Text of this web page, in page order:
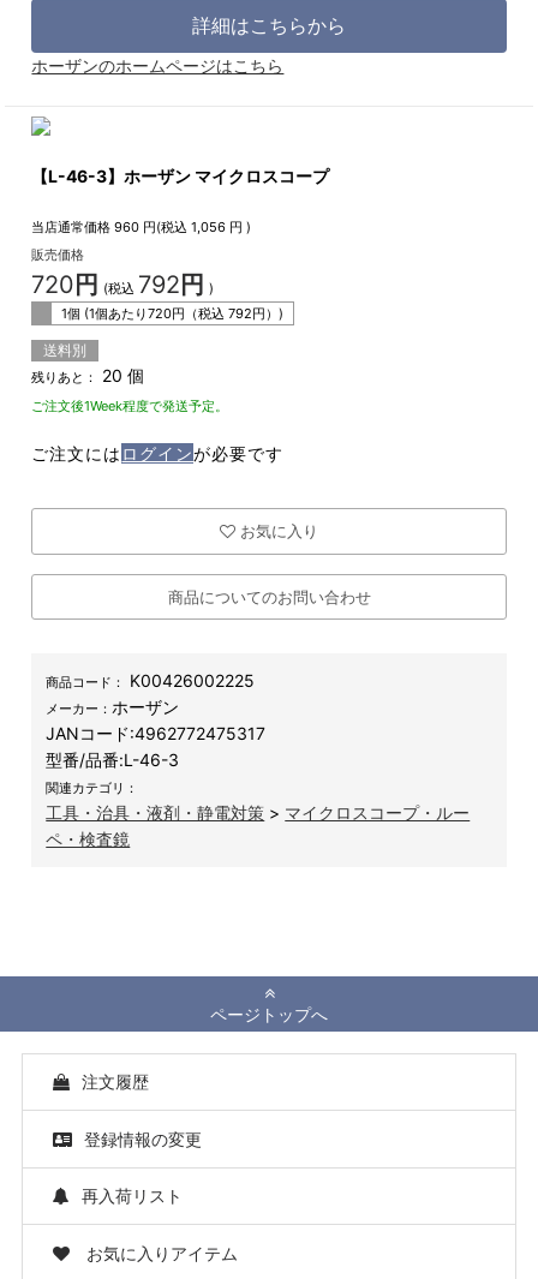
詳細はこちらから
ホーザンのホームページはこちら
【L-46-3】ホーザン マイクロスコープ
当店通常価格 960 円(税込1,056 円 )
販売価格
720 円 (税込 792 円 )
1個 (1個あたり720円（税込792円）)
送料別
残りあと： 20 個
ご注文後1Week程度で発送予定。
ご注文には ログインが必要です
お気に入り
商品についてのお問い合わせ
商品コード： K00426002225
メーカー：ホーザン
JANコード:4962772475317
型番/品番:L-46-3
関連カテゴリ：
工具・治具・液剤・静電対策 > マイクロスコープ・ルー
ペ・検査鏡
ページトップへ
注文履歴
登録情報の変更
再入荷リスト
お気に入りアイテム